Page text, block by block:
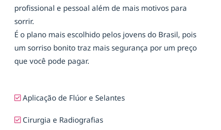
profissional e pessoal além de mais motivos para
sorrir.
É o plano mais escolhido pelos jovens do Brasil, pois
um sorriso bonito traz mais segurança por um preço
que você pode pagar.
Aplicação de Flúor e Selantes
Cirurgia e Radiografias